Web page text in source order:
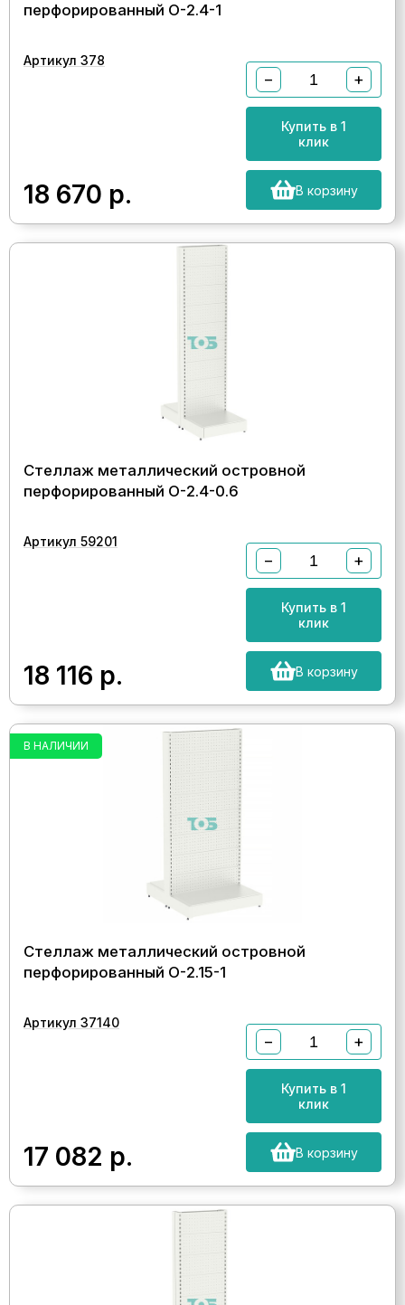
перфорированный О-2.4-1
Артикул 378
18 670 р.
− +
Купить в 1
клик
В корзину
Стеллаж металлический островной
перфорированный О-2.4-0.6
Артикул 59201
18 116 р.
− +
Купить в 1
клик
В корзину
В НАЛИЧИИ
Стеллаж металлический островной
перфорированный О-2.15-1
Артикул 37140
17 082 р.
− +
Купить в 1
клик
В корзину